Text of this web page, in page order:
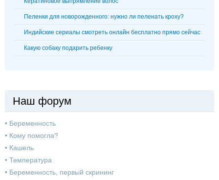
Пеленки для новорожденного: нужно ли пеленать кроху?
Индийские сериалы смотреть онлайн бесплатно прямо сейчас
Какую собаку подарить ребенку
Наш форум
• Беременность
• Кому помогла?
• Кашель
• Температура
• Беременность, первый скрининг